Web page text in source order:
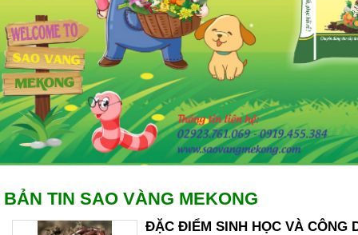
BẢN TIN SAO VÀNG MEKONG
ĐẶC ĐIỂM SINH HỌC VÀ CÔNG